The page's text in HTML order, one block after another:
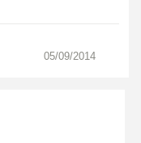
05/09/2014